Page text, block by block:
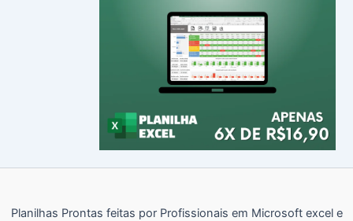
Planilhas Prontas feitas por Profissionais em Microsoft excel e